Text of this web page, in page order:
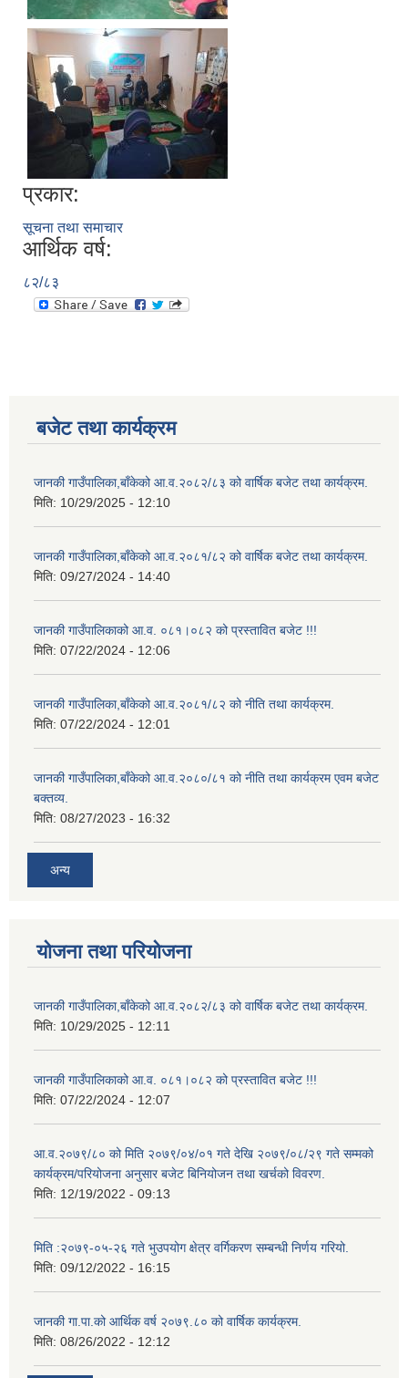
प्रकार:
सूचना तथा समाचार
आर्थिक वर्ष:
८२/८३
बजेट तथा कार्यक्रम
जानकी गाउँपालिका,बाँकेको आ.व.२०८२/८३ को वार्षिक बजेट तथा कार्यक्रम.
मिति: 10/29/2025 - 12:10
जानकी गाउँपालिका,बाँकेको आ.व.२०८१/८२ को वार्षिक बजेट तथा कार्यक्रम.
मिति: 09/27/2024 - 14:40
जानकी गाउँपालिकाको आ.व. ०८१।०८२ को प्रस्तावित बजेट !!!
मिति: 07/22/2024 - 12:06
जानकी गाउँपालिका,बाँकेको आ.व.२०८१/८२ को नीति तथा कार्यक्रम.
मिति: 07/22/2024 - 12:01
जानकी गाउँपालिका,बाँकेको आ.व.२०८०/८१ को नीति तथा कार्यक्रम एवम बजेट
बक्तव्य.
मिति: 08/27/2023 - 16:32
अन्य
योजना तथा परियोजना
जानकी गाउँपालिका,बाँकेको आ.व.२०८२/८३ को वार्षिक बजेट तथा कार्यक्रम.
मिति: 10/29/2025 - 12:11
जानकी गाउँपालिकाको आ.व. ०८१।०८२ को प्रस्तावित बजेट !!!
मिति: 07/22/2024 - 12:07
आ.व.२०७९/८० को मिति २०७९/०४/०१ गते देखि २०७९/०८/२९ गते सम्मको
कार्यक्रम/परियोजना अनुसार बजेट बिनियोजन तथा खर्चको विवरण.
मिति: 12/19/2022 - 09:13
मिति :२०७९-०५-२६ गते भुउपयोग क्षेत्र वर्गिकरण सम्बन्धी निर्णय गरियो.
मिति: 09/12/2022 - 16:15
जानकी गा.पा.को आर्थिक वर्ष २०७९.८० को वार्षिक कार्यक्रम.
मिति: 08/26/2022 - 12:12